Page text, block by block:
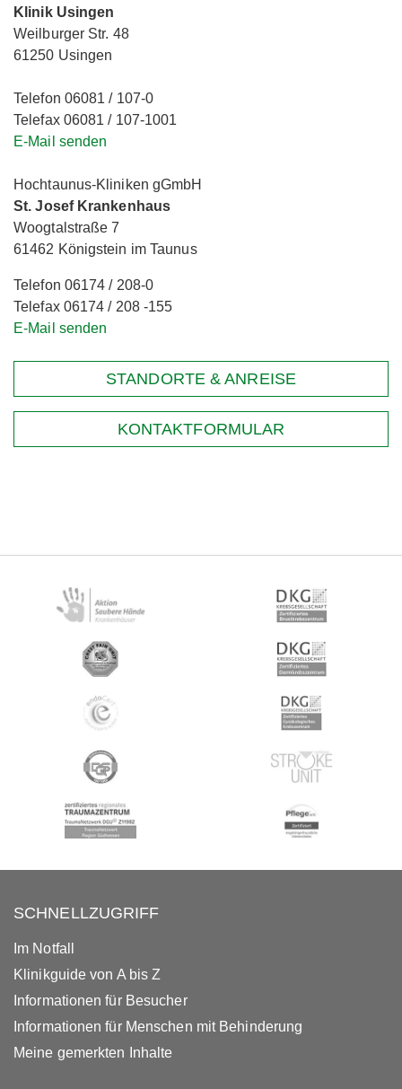
Klinik Usingen
Weilburger Str. 48
61250 Usingen
Telefon 06081 / 107-0
Telefax 06081 / 107-1001
E-Mail senden
Hochtaunus-Kliniken gGmbH
St. Josef Krankenhaus
Woogtalstraße 7
61462 Königstein im Taunus
Telefon 06174 / 208-0
Telefax 06174 / 208 -155
E-Mail senden
STANDORTE & ANREISE
KONTAKTFORMULAR
SCHNELLZUGRIFF
Im Notfall
Klinikguide von A bis Z
Informationen für Besucher
Informationen für Menschen mit Behinderung
Meine gemerkten Inhalte